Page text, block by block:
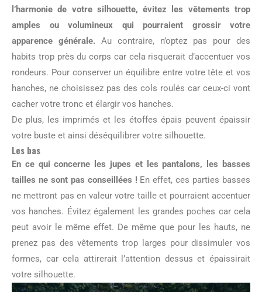
l’harmonie de votre silhouette, évitez les vêtements trop
amples ou volumineux qui pourraient grossir votre
apparence générale. Au contraire, n’optez pas pour des
habits trop près du corps car cela risquerait d’accentuer vos
rondeurs. Pour conserver un équilibre entre votre tête et vos
hanches, ne choisissez pas des cols roulés car ceux-ci vont
cacher votre tronc et élargir vos hanches.
De plus, les imprimés et les étoffes épais peuvent épaissir
votre buste et ainsi déséquilibrer votre silhouette.
Les bas
En ce qui concerne les jupes et les pantalons, les basses
tailles ne sont pas conseillées !En effet, ces parties basses
ne mettront pas en valeur votre taille et pourraient accentuer
vos hanches. Évitez également les grandes poches car cela
peut avoir le même effet. De même que pour les hauts, ne
prenez pas des vêtements trop larges pour dissimuler vos
formes, car cela attirerait l’attention dessus et épaissirait
votre silhouette.